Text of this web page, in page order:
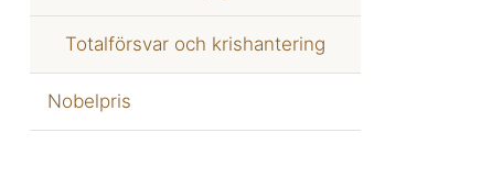
Totalförsvar och krishantering
Nobelpris